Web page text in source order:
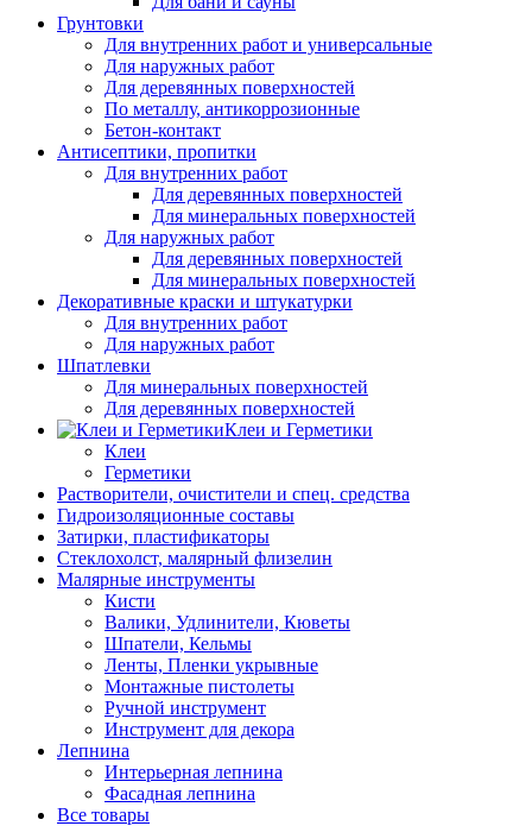
Грунтовки
Для внутренних работ и универсальные
Для наружных работ
Для деревянных поверхностей
По металлу, антикоррозионные
Бетон-контакт
Антисептики, пропитки
Для внутренних работ
Для деревянных поверхностей
Для минеральных поверхностей
Для наружных работ
Для деревянных поверхностей
Для минеральных поверхностей
Декоративные краски и штукатурки
Для внутренних работ
Для наружных работ
Шпатлевки
Для минеральных поверхностей
Для деревянных поверхностей
Клеи и Герметики
Клеи
Герметики
Растворители, очистители и спец. средства
Гидроизоляционные составы
Затирки, пластификаторы
Стеклохолст, малярный флизелин
Малярные инструменты
Кисти
Валики, Удлинители, Кюветы
Шпатели, Кельмы
Ленты, Пленки укрывные
Монтажные пистолеты
Ручной инструмент
Инструмент для декора
Лепнина
Интерьерная лепнина
Фасадная лепнина
Все товары